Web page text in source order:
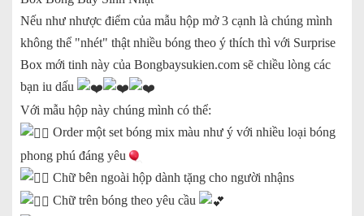
Nếu như nhược điểm của mẫu hộp mở 3 cạnh là chúng mình
không thể "nhét" thật nhiều bóng theo ý thích thì với Surprise
Box mới tinh này của Bongbaysukien.com sẽ chiều lòng các
bạn iu dấu
Với mẫu hộp này chúng mình có thể:
Order một set bóng mix màu như ý với nhiều loại bóng
phong phú đáng yêu
Chữ bên ngoài hộp dành tặng cho người nhậns
Chữ trên bóng theo yêu cầu